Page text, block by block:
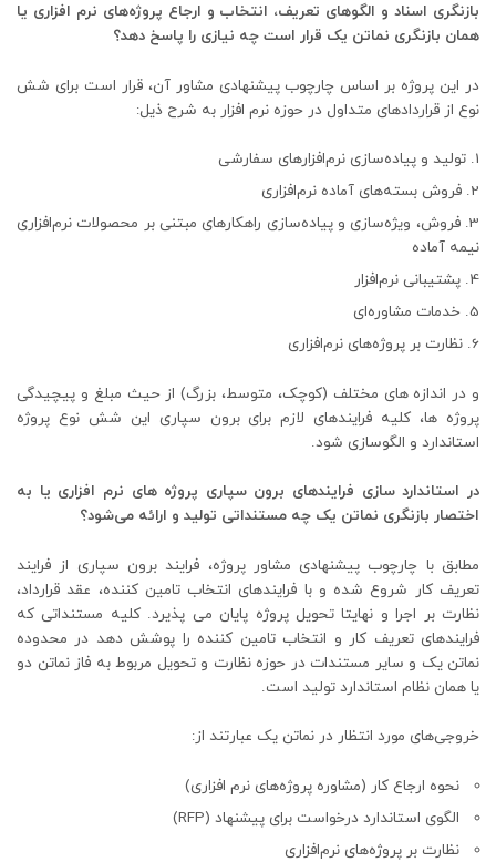
بازنگری اسناد و الگوهای تعریف، انتخاب و ارجاع پروژه‌های نرم افزاری یا
همان بازنگری نماتن یک قرار است چه نیازی را پاسخ دهد؟
در این پروژه بر اساس چارچوب پیشنهادی مشاور آن، قرار است برای شش
نوع از قراردادهای متداول در حوزه نرم افزار به شرح ذیل:
تولید و پیاده‌سازی نرم‌افزارهای سفارشی
فروش بسته‌های آماده نرم‌افزاری
فروش، ویژه‌سازی و پیاده‌سازی راهکارهای مبتنی بر محصولات نرم‌افزاری
نیمه آماده
پشتیبانی نرم‌افزار
خدمات مشاوره‌ای
نظارت بر پروژه‌های نرم‌افزاری
و در اندازه های مختلف (کوچک، متوسط، بزرگ) از حیث مبلغ و پیچیدگی
پروژه ها، کلیه فرایندهای لازم برای برون سپاری این شش نوع پروژه
استاندارد و الگوسازی شود.
در استاندارد سازی فرایندهای برون سپاری پروژه های نرم افزاری یا به
اختصار بازنگری نماتن یک چه مستنداتی تولید و ارائه می‌شود؟
مطابق با چارچوب پیشنهادی مشاور پروژه، فرایند برون سپاری از فرایند
تعریف کار شروع شده و با فرایندهای انتخاب تامین کننده، عقد قرارداد،
نظارت بر اجرا و نهایتا تحویل پروژه پایان می پذیرد. کلیه مستنداتی که
فرایندهای تعریف کار و انتخاب تامین کننده را پوشش دهد در محدوده
نماتن یک و سایر مستندات در حوزه نظارت و تحویل مربوط به فاز نماتن دو
یا همان نظام استاندارد تولید است.
خروجی‌های مورد انتظار در نماتن یک عبارتند از:
نحوه ارجاع کار (مشاوره پروژه‌های نرم افزاری)
الگوی استاندارد درخواست برای پیشنهاد (RFP)
نظارت بر پروژه‌های نرم‌افزاری